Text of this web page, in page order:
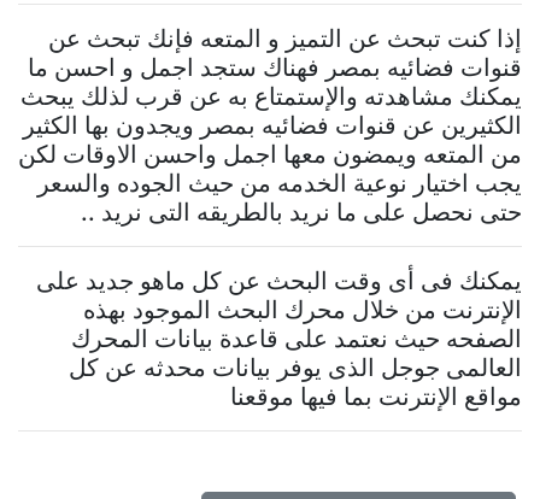
إذا كنت تبحث عن التميز و المتعه فإنك تبحث عن
قنوات فضائيه بمصر فهناك ستجد اجمل و احسن ما
يمكنك مشاهدته والإستمتاع به عن قرب لذلك يبحث
الكثيرين عن قنوات فضائيه بمصر ويجدون بها الكثير
من المتعه ويمضون معها اجمل واحسن الاوقات لكن
يجب اختيار نوعية الخدمه من حيث الجوده والسعر
حتى نحصل على ما نريد بالطريقه التى نريد ..
يمكنك فى أى وقت البحث عن كل ماهو جديد على
الإنترنت من خلال محرك البحث الموجود بهذه
الصفحه حيث نعتمد على قاعدة بيانات المحرك
العالمى جوجل الذى يوفر بيانات محدثه عن كل
مواقع الإنترنت بما فيها موقعنا